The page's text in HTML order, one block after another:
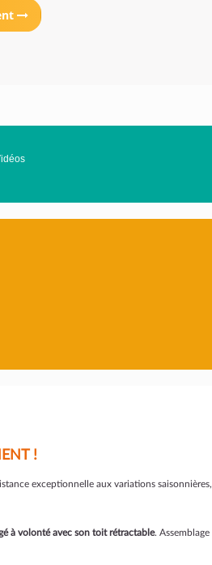
!
exceptionnelle aux variations
à volonté avec son toit rétractable.